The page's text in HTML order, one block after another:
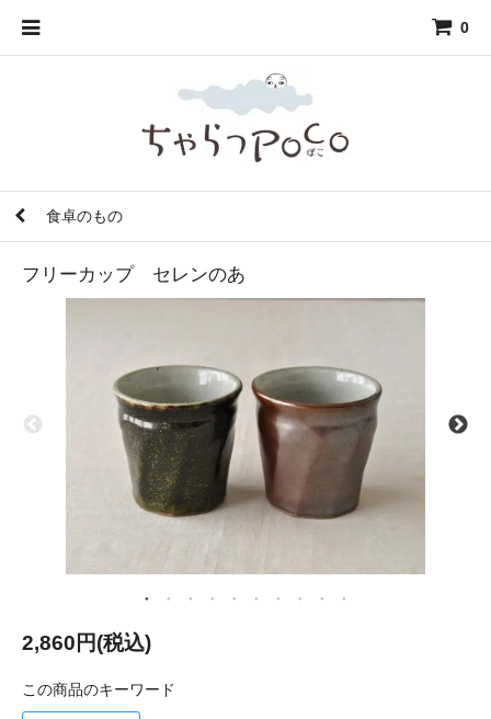
0
食卓のもの
フリーカップ セレンのあ
2,860円(税込)
この商品のキーワード